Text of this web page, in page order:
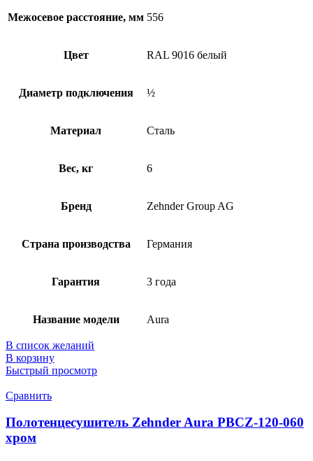
Межосевое расстояние, мм 556
Цвет RAL 9016 белый
Диаметр подключения ½
Материал Сталь
Вес, кг 6
Бренд Zehnder Group AG
Страна производства Германия
Гарантия 3 года
Название модели Aura
В список желаний
В корзину
Быстрый просмотр
Сравнить
Полотенцесушитель Zehnder Aura PBCZ-120-060
хром